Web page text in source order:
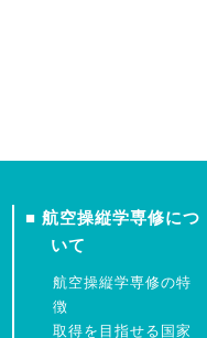
■ 航空操縦学専修につ
いて
航空操縦学専修の特
徴
取得を目指せる国家